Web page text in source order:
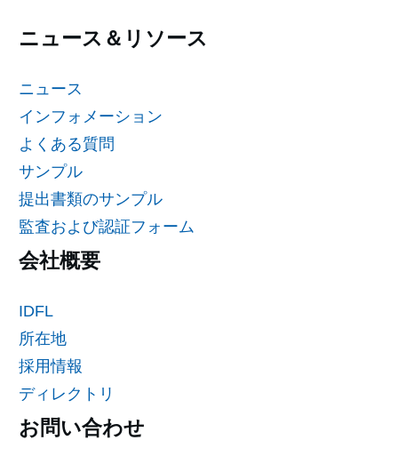
ニュース＆リソース
ニュース
インフォメーション
よくある質問
サンプル
提出書類のサンプル
監査および認証フォーム
会社概要
IDFL
所在地
採用情報
ディレクトリ
お問い合わせ